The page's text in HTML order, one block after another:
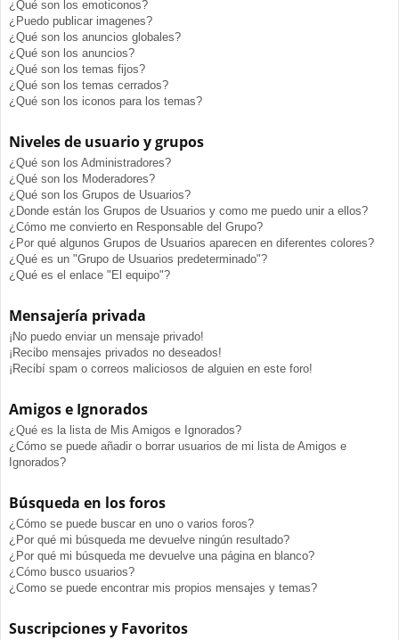
¿Qué son los emoticonos?
¿Puedo publicar imagenes?
¿Qué son los anuncios globales?
¿Qué son los anuncios?
¿Qué son los temas fijos?
¿Qué son los temas cerrados?
¿Qué son los iconos para los temas?
Niveles de usuario y grupos
¿Qué son los Administradores?
¿Qué son los Moderadores?
¿Qué son los Grupos de Usuarios?
¿Donde están los Grupos de Usuarios y como me puedo unir a ellos?
¿Cómo me convierto en Responsable del Grupo?
¿Por qué algunos Grupos de Usuarios aparecen en diferentes colores?
¿Qué es un "Grupo de Usuarios predeterminado"?
¿Qué es el enlace "El equipo"?
Mensajería privada
¡No puedo enviar un mensaje privado!
¡Recibo mensajes privados no deseados!
¡Recibí spam o correos maliciosos de alguien en este foro!
Amigos e Ignorados
¿Qué es la lista de Mis Amigos e Ignorados?
¿Cómo se puede añadir o borrar usuarios de mi lista de Amigos e
Ignorados?
Búsqueda en los foros
¿Cómo se puede buscar en uno o varios foros?
¿Por qué mi búsqueda me devuelve ningún resultado?
¿Por qué mi búsqueda me devuelve una página en blanco?
¿Cómo busco usuarios?
¿Como se puede encontrar mis propios mensajes y temas?
Suscripciones y Favoritos